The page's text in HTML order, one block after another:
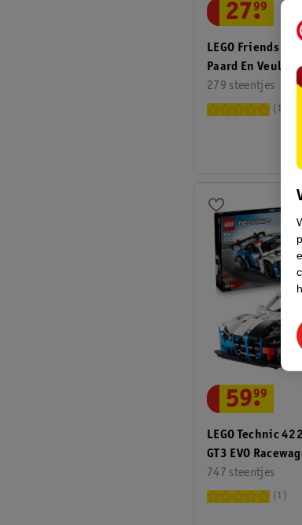
LEGO Friends
Paard En Veulen
279 steentjes
27.
99
1
LEGO Technic
GT3 EVO
747 steentjes
59.
99
1